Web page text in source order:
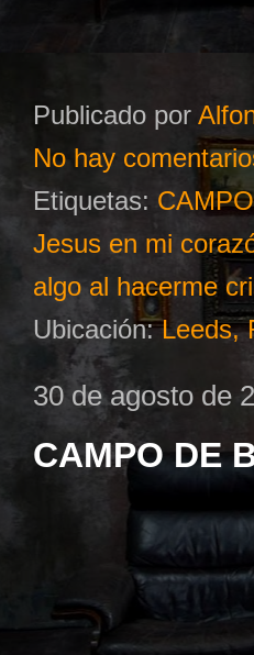
Publicado por
No hay
Etiquetas:
Jesus en mi
algo al hacerme
Ubicación:Leeds,
30 de agosto de
CAMPO DE